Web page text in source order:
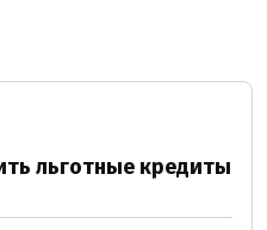
льготные кредиты